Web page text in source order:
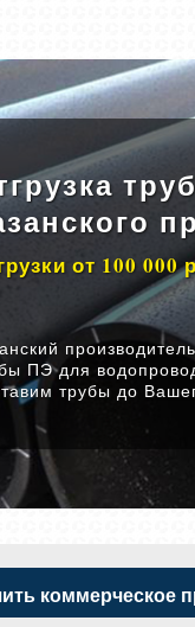
от 100
ПЭ для
трубы до
коммерческое